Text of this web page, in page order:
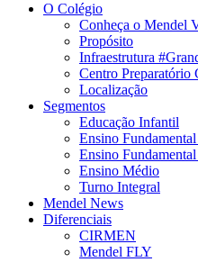
O Colégio
Conheça o Mendel
Propósito
Infraestrutura
Centro Preparatório
Localização
Segmentos
Educação Infantil
Ensino
Ensino
Ensino Médio
Turno Integral
Mendel News
Diferenciais
CIRMEN
Mendel FLY